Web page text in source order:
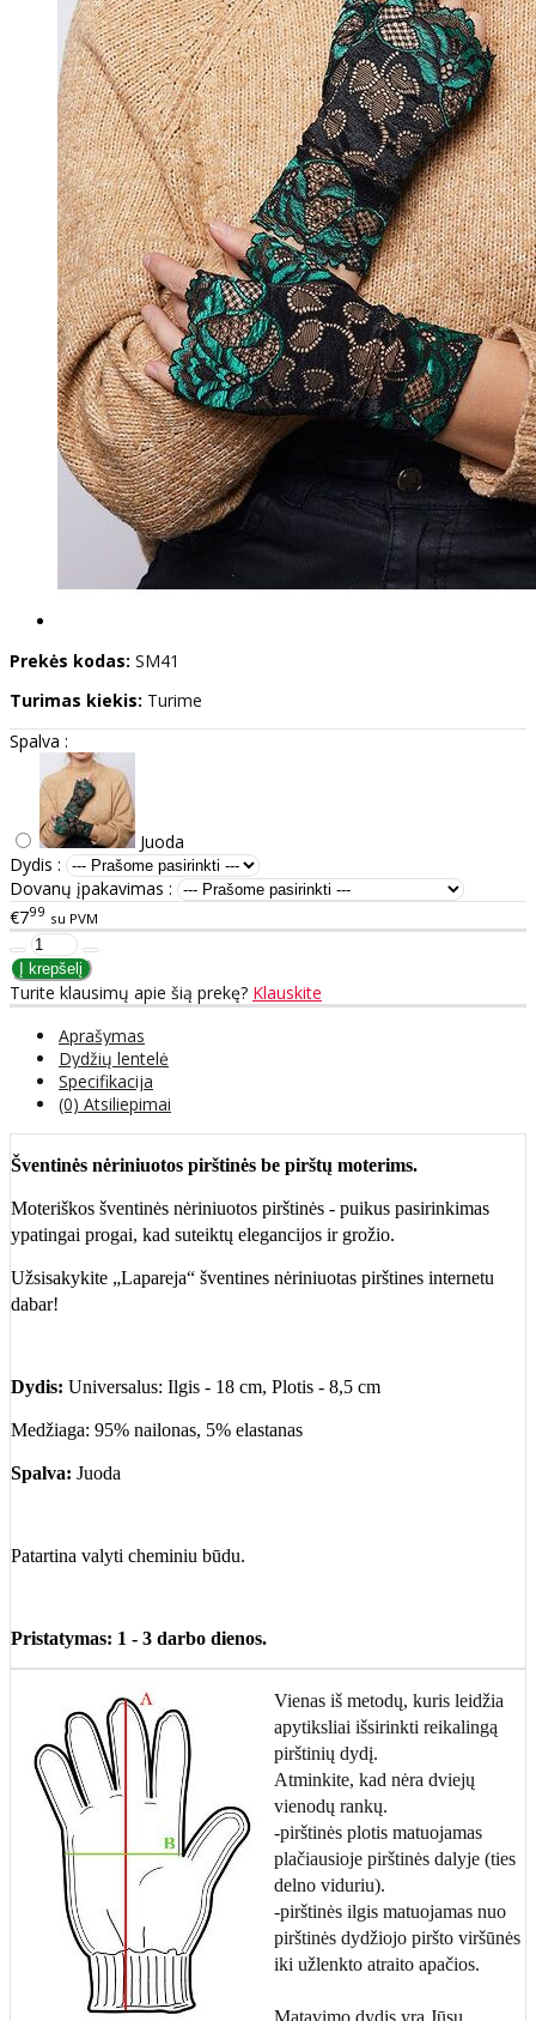
Prekės kodas: SM41
Turimas kiekis: Turime
Spalva :
Juoda
Dydis :
Dovanų įpakavimas :
€799 su PVM
Turite klausimų apie šią prekę? Klauskite
Aprašymas
Dydžių lentelė
Specifikacija
(0) Atsiliepimai
Šventinės nėriniuotos pirštinės be pirštų moterims.
Moteriškos šventinės nėriniuotos pirštinės - puikus pasirinkimas
ypatingai progai, kad suteiktų elegancijos ir grožio.
Užsisakykite „Lapareja“ šventines nėriniuotas pirštines internetu
dabar!
Dydis: Universalus: Ilgis - 18 cm, Plotis - 8,5 cm
Medžiaga: 95% nailonas, 5% elastanas
Spalva: Juoda
Patartina valyti cheminiu būdu.
Pristatymas: 1 - 3 darbo dienos.
Vienas iš metodų, kuris leidžia
apytiksliai išsirinkti reikalingą
pirštinių dydį.
Atminkite, kad nėra dviejų
vienodų rankų.
-pirštinės plotis matuojamas
plačiausioje pirštinės dalyje (ties
delno viduriu).
-pirštinės ilgis matuojamas nuo
pirštinės dydžiojo piršto viršūnės
iki užlenkto atraito apačios.
Matavimo dydis yra Jūsų